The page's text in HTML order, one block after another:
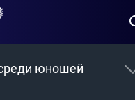
юношей